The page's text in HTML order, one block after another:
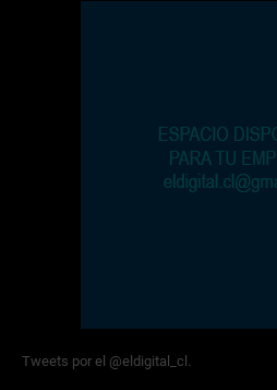
Tweets por el @eldigital_cl.